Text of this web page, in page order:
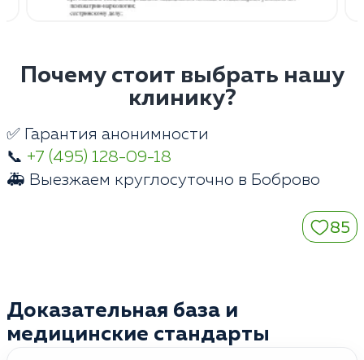
Почему стоит выбрать нашу
клинику?
✅ Гарантия анонимности
📞 +7 (495) 128-09-18
🚑 Выезжаем круглосуточно в Боброво
85
Доказательная база и
медицинские стандарты